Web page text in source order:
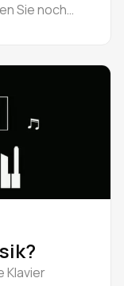
Sie noch
Klavier